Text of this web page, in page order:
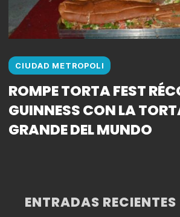
CIUDAD METROPOLI
ROMPE TORTA FEST
GUINNESS CON LA
GRANDE DEL MUNDO
ENTRADAS RECIENTES